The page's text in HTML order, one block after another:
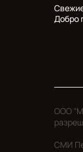
Добро
ООО
СМИ